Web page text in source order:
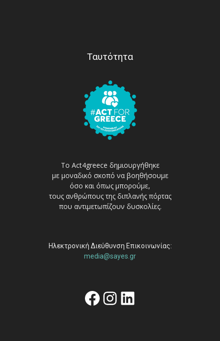
Ταυτότητα
Το Act4greece δημιουργήθηκε
με μοναδικό σκοπό να βοηθήσουμε
όσο και όπως μπορούμε,
τους ανθρώπους της διπλανής πόρτας
που αντιμετωπίζουν δυσκολίες.
Ηλεκτρονική Διεύθυνση Επικοινωνίας:
media@sayes.gr
Facebook
Instagram
Linkedin